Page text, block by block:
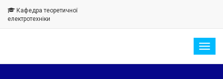
Кафедра теоретичної
електротехніки